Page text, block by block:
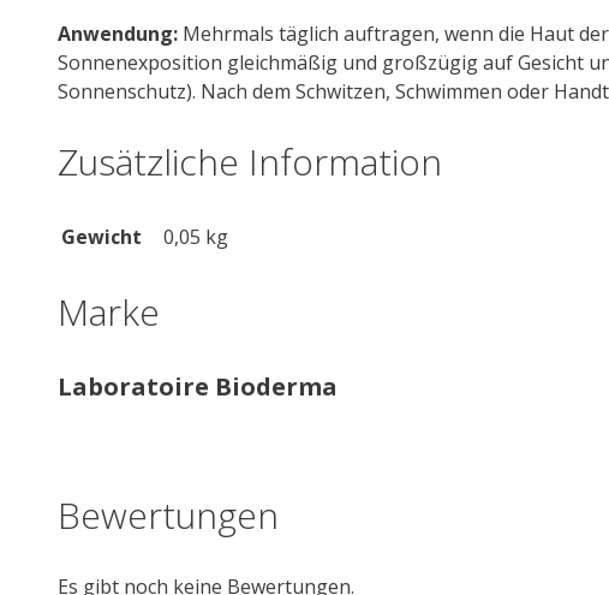
Anwendung: Mehrmals täglich auftragen, wenn die Haut
Sonnenexposition gleichmäßig und großzügig auf Gesicht
Sonnenschutz). Nach dem Schwitzen, Schwimmen oder
Zusätzliche Information
Gewicht 0,05 kg
Marke
Laboratoire Bioderma
Bewertungen
Es gibt noch keine Bewertungen.